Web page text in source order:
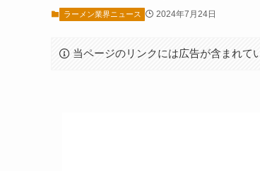
ラーメン業界ニュース 2024年7月24日
当ページのリンクには広告が含まれて